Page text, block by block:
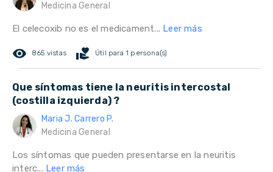
Medicina General
El celecoxib no es el medicament... Leer más
remove_red_eye 865 vistas volunteer_activism Útil para 1 persona(s)
Que síntomas tiene la neuritis intercostal
(costilla izquierda) ?
Maria J. Carrero P.
Medicina General
Los síntomas que pueden presentarse en la neuritis
interc... Leer más